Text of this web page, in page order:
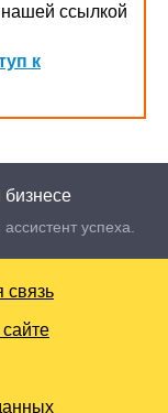
ссылкой
к
успеха.
связь